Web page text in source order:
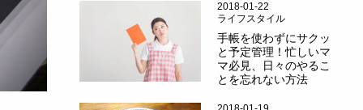
2018-01-22
ライフスタイル
手帳を使わずにサクッ
と予定管理！忙しいマ
マ必見、日々のやるこ
とを忘れない方法